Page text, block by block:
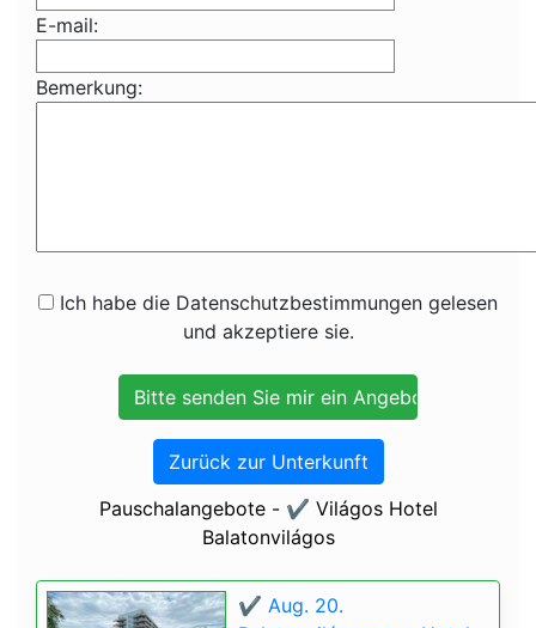
E-mail:
Bemerkung:
Ich habe die Datenschutzbestimmungen gelesen
und akzeptiere sie.
Zurück zur Unterkunft
Pauschalangebote - ✔️ Világos Hotel
Balatonvilágos
✔️ Aug. 20.